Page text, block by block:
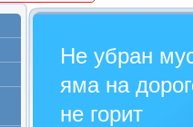
Не убран
яма на
не горит